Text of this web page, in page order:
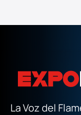
La Voz del